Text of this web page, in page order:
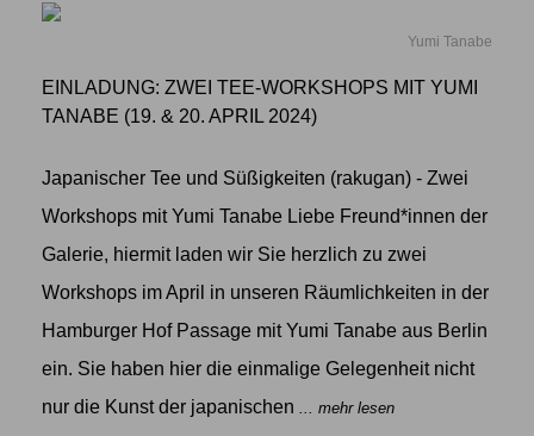
Yumi Tanabe
EINLADUNG: ZWEI TEE-WORKSHOPS MIT YUMI
TANABE (19. & 20. APRIL 2024)
Japanischer Tee und Süßigkeiten (rakugan) - Zwei
Workshops mit Yumi Tanabe Liebe Freund*innen der
Galerie, hiermit laden wir Sie herzlich zu zwei
Workshops im April in unseren Räumlichkeiten in der
Hamburger Hof Passage mit Yumi Tanabe aus Berlin
ein. Sie haben hier die einmalige Gelegenheit nicht
nur die Kunst der japanischen
... mehr lesen